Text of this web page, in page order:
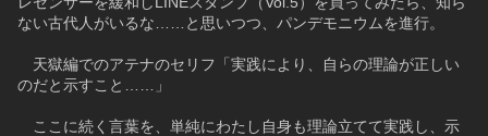
ない古代人がいるな……と思いつつ、パンデモニウムを進行。
天獄編でのアテナのセリフ「実践により、自らの理論が正しい
のだと示すこと……」
ここに続く言葉を、単純にわたし自身も理論立てて実践し、示